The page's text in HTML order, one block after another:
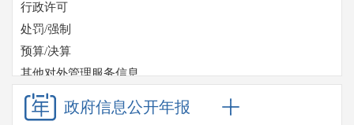
行政许可
处罚/强制
预算/决算
其他对外管理服务信息
收费项目
政府采购
政府信息公开年报